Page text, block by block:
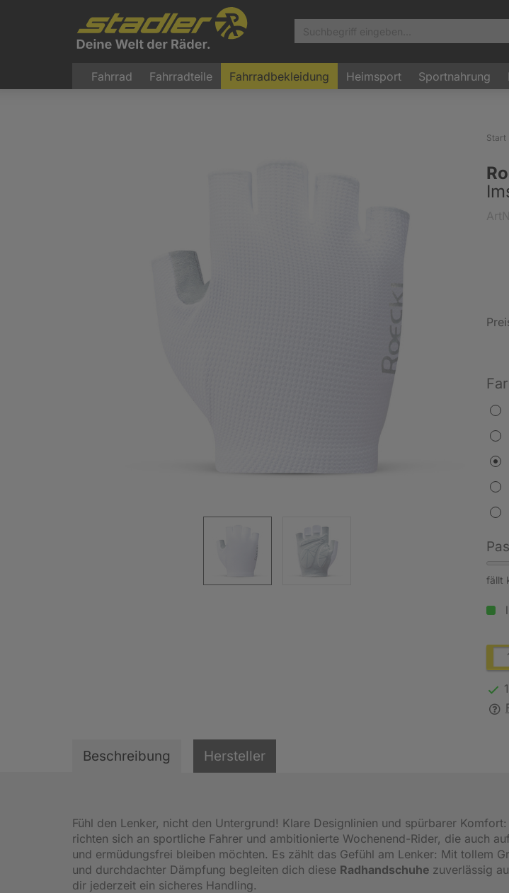
Fahrrad Fahrradteile Fahrradbekleidung Heimsport Sportnahrung
Start
fällt
Beschreibung Hersteller
Fühl den Lenker, nicht den Untergrund! Klare Designlinien und spürbarer
richten sich an sportliche Fahrer und ambitionierte Wochenend-Rider, die auch
und ermüdungsfrei bleiben möchten. Es zählt das Gefühl am Lenker: Mit tollem
und durchdachter Dämpfung begleiten dich diese Radhandschuhe zuverlässig
dir jederzeit ein sicheres Handling.